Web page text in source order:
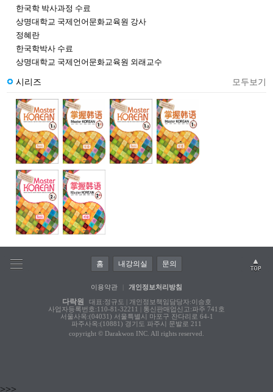
한국학 박사과정 수료
상명대학교 국제언어문화교육원 강사
정혜란
한국학박사 수료
상명대학교 국제언어문화교육원 외래교수
시리즈 모두보기
홈 내강의실 문의
이용약관 개인정보처리방침
다락원
대표:정규도 | 개인정보책임담당자:이승호
사업자등록번호:110-81-32211 | 통신판매업신고:파주 741호
서울사옥:(04031) 서울특별시 마포구 잔다리로 64-1
파주사옥:(10881) 경기도 파주시 문발로 211
copyright © Darakwon INC. All rights reserved.
>>>